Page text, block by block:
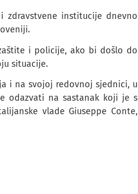
zdravstvene institucije dnevno
i policije, ako bi došlo do
situacije.
i na svojoj redovnoj sjednici, u
odazvati na sastanak koji je s
vlade Giuseppe Conte,